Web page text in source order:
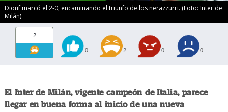
Diouf marcó el 2-0, encaminando el triunfo de los nerazzurri. (Foto: Inter de
Milán)
2
0 2 0 0
El Inter de Milán, vigente campeón de Italia, parece
llegar en buena forma al inicio de una nueva